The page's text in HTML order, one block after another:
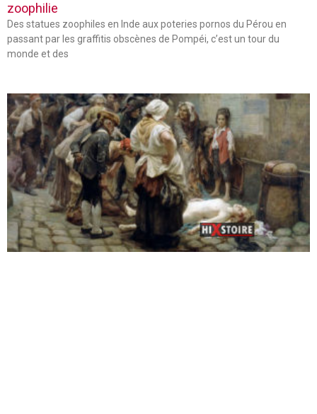
zoophilie
Des statues zoophiles en Inde aux poteries pornos du Pérou en
passant par les graffitis obscènes de Pompéi, c’est un tour du
monde et des